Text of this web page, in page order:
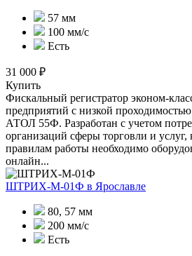
57 мм
100 мм/с
Есть
31 000 ₽
Купить
Фискальный регистратор эконом-
предприятий с низкой
АТОЛ 55Ф. Разработан с учетом
организаций сферы торговли и
правилам работы необходимо
онлайн...
ШТРИХ-М-01Ф в Ярославле
80, 57 мм
200 мм/с
Есть